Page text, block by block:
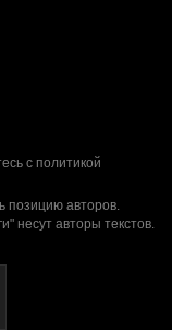
с политикой
позицию авторов.
несут авторы текстов.